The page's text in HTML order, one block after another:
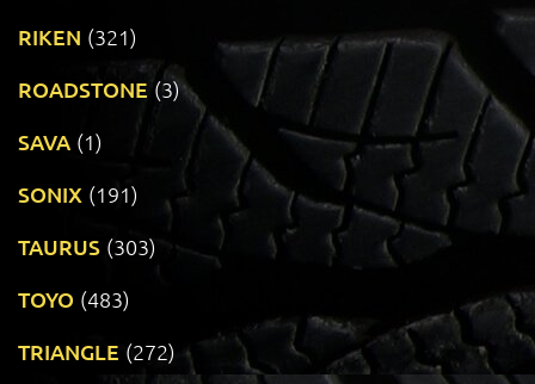
RIKEN (321)
ROADSTONE (3)
SAVA (1)
SONIX (191)
TAURUS (303)
TOYO (483)
TRIANGLE (272)